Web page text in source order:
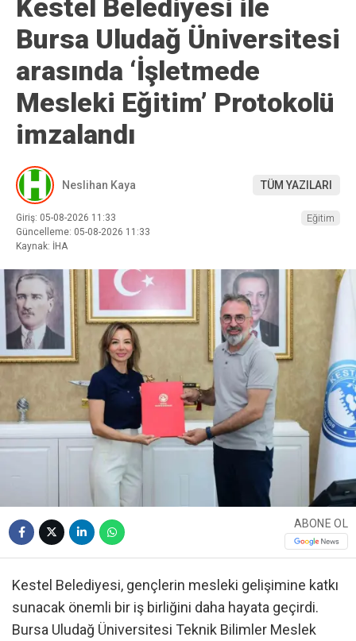
Kestel Belediyesi ile
Bursa Uludağ Üniversitesi
arasında ‘İşletmede
Mesleki Eğitim’ Protokolü
imzalandı
Neslihan Kaya TÜM YAZILARI
Giriş: 05-08-2026 11:33
Güncelleme: 05-08-2026 11:33
Kaynak: İHA
Eğitim
ABONE OL
Kestel Belediyesi, gençlerin mesleki gelişimine katkı
sunacak önemli bir iş birliğini daha hayata geçirdi.
Bursa Uludağ Üniversitesi Teknik Bilimler Meslek